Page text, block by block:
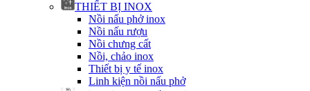
THIẾT BỊ INOX
Nồi nấu phở inox
Nồi nấu rượu
Nồi chưng cất
Nồi, chảo inox
Thiết bị y tế inox
Linh kiện nồi nấu phở